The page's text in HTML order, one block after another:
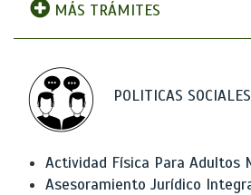
MÁS TRÁMITES
POLITICAS SOCIALES
Actividad Física Para Adultos
Asesoramiento Jurídico